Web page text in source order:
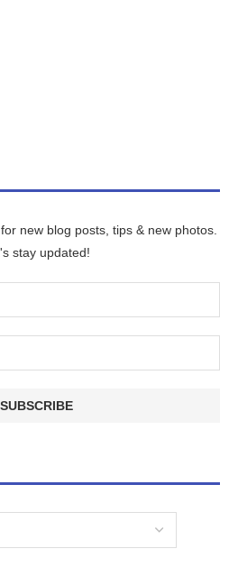
new blog posts, tips & new photos.
stay updated!